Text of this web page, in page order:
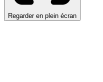
Regarder en plein écran